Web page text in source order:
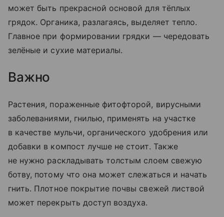
может быть прекрасной основой для тёплых
грядок. Органика, разлагаясь, выделяет тепло.
Главное при формировании грядки — чередовать
зелёные и сухие материалы.
Важно
Растения, пораженные фитофторой, вирусными
заболеваниями, гнилью, применять на участке
в качестве мульчи, органического удобрения или
добавки в компост лучше не стоит. Также
не нужно раскладывать толстым слоем свежую
ботву, потому что она может слежаться и начать
гнить. Плотное покрытие почвы свежей листвой
может перекрыть доступ воздуха.